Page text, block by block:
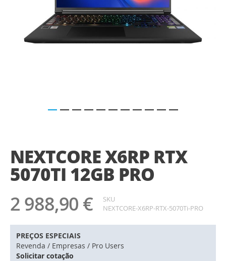
NEXTCORE X6RP RTX
5070TI 12GB PRO
2 988,90 €
SKU
NEXTCORE-X6RP-RTX-5070Ti-PRO
PREÇOS ESPECIAIS
Revenda / Empresas / Pro Users
Solicitar cotação
início
da
Galeria
de